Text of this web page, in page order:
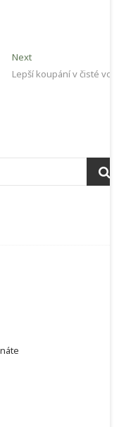
NextNext
post:
Lepší koupání v čisté